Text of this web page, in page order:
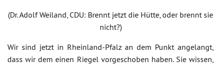
(Dr. Adolf Weiland, CDU: Brennt jetzt die Hütte, oder brennt sie
nicht?)
Wir sind jetzt in Rheinland-Pfalz an dem Punkt angelangt,
dass wir dem einen Riegel vorgeschoben haben. Sie wissen,